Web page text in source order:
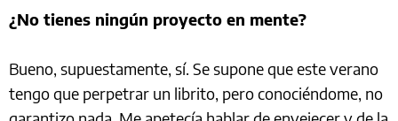
¿No tienes ningún proyecto en mente?
Bueno, supuestamente, sí. Se supone que este verano
tengo que perpetrar un librito, pero conociéndome, no